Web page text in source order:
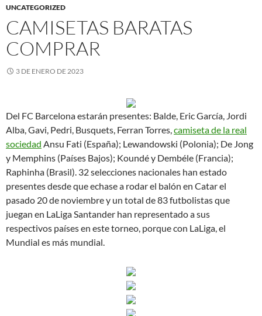
UNCATEGORIZED
CAMISETAS BARATAS
COMPRAR
3 DE ENERO DE 2023
Del FC Barcelona estarán presentes: Balde, Eric García, Jordi
Alba, Gavi, Pedri, Busquets, Ferran Torres,camiseta de la real
sociedad Ansu Fati (España); Lewandowski (Polonia); De Jong
y Memphins (Países Bajos); Koundé y Dembéle (Francia);
Raphinha (Brasil). 32 selecciones nacionales han estado
presentes desde que echase a rodar el balón en Catar el
pasado 20 de noviembre y un total de 83 futbolistas que
juegan en LaLiga Santander han representado a sus
respectivos países en este torneo, porque con LaLiga, el
Mundial es más mundial.